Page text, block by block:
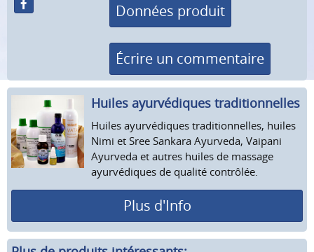
Données produit
Écrire un commentaire
Huiles ayurvédiques tradition­nelles
Huiles ayurvédiques traditionnelles, huiles
Nimi et Sree Sankara Ayurveda, Vaipani
Ayurveda et autres huiles de massage
ayurvédiques de qualité contrôlée.
Plus d'Info